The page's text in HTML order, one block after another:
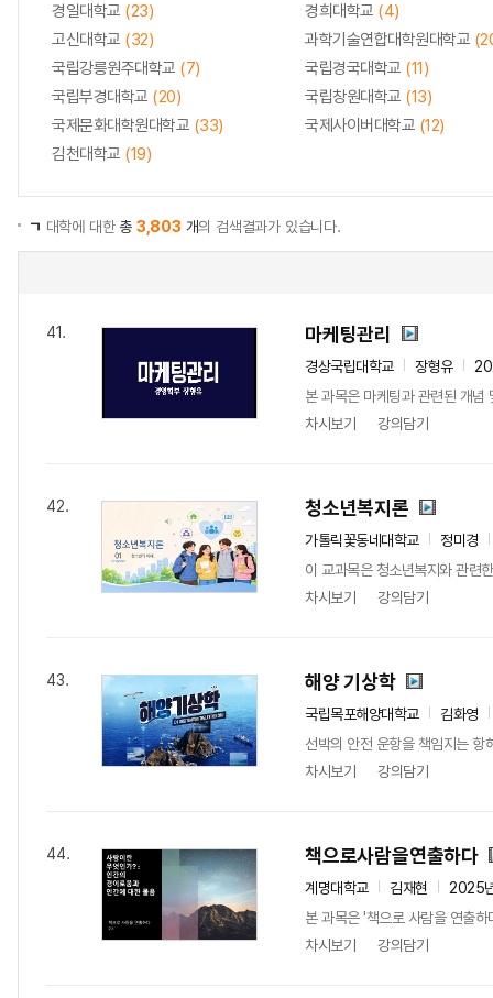
경일대학교 (23) 경희대학교 (4)
고신대학교 (32) 과학기술연합대학원대학교
국립강릉원주대학교 (7) 국립경국대학교 (11)
국립부경대학교 (20) 국립창원대학교 (13)
국제문화대학원대학교 (33) 국제사이버대학교 (12)
김천대학교 (19)
ㄱ 대학에 대한총 3,803 개의 검색결과가 있습니다.
41. 마케팅관리
경상국립대학교 장형유
본 과목은 마케팅과 관련된 개념
차시보기
강의담기
42. 청소년복지론
가톨릭꽃동네대학교
정미경
이 교과목은 청소년복지와 관련
차시보기
강의담기
43. 해양 기상학
국립목포해양대학교
김화영
선박의 안전 운항을 책임지는 항
차시보기
강의담기
44. 책으로사람을연출하다
계명대학교 김재현
2025
본 과목은 '책으로 사람을 연출
차시보기
강의담기